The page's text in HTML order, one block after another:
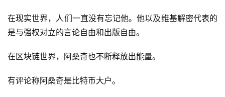
在现实世界，人们一直没有忘记他。他以及维基解密代表的
是与强权对立的言论自由和出版自由。
在区块链世界，阿桑奇也不断释放出能量。
有评论称阿桑奇是比特币大户。